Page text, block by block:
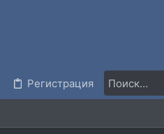
Регистрация